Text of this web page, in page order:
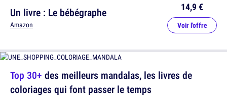
Top 30+ des meilleurs mandalas, les livres de
coloriages qui font passer le temps
Un livre : Le bébégraphe
Amazon
14,9 €
Voir l'offre